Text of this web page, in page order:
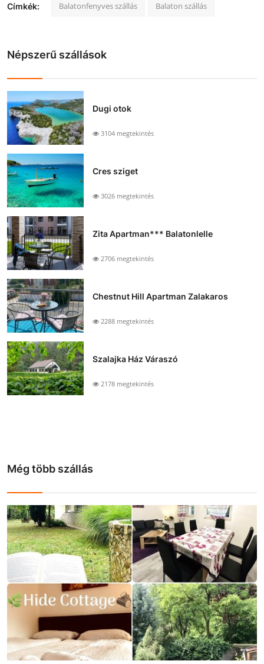
Címkék: Balatonfenyves szállás Balaton szállás
Népszerű szállások
Dugi otok
3104 megtekintés
Cres sziget
3026 megtekintés
Zita Apartman*** Balatonlelle
2706 megtekintés
Chestnut Hill Apartman Zalakaros
2288 megtekintés
Szalajka Ház Váraszó
2178 megtekintés
Még több szállás